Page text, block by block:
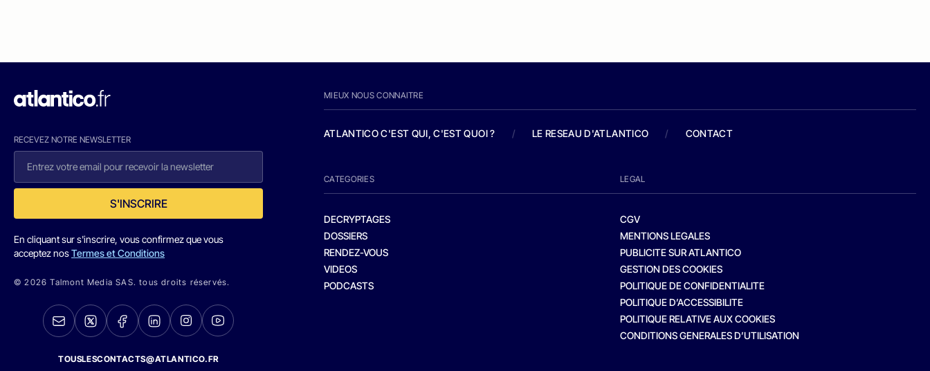
RECEVEZ NOTRE NEWSLETTER
S'INSCRIRE
En cliquant sur s'inscrire, vous confirmez que vous
acceptez nosTermes et Conditions
© 2026 Talmont Media SAS. tous droits réservés.
TOUSLESCONTACTS@ATLANTICO.FR
MIEUX NOUS CONNAITRE
ATLANTICO C'EST QUI, C'EST QUOI ? / LE RESEAU D'ATLANTICO / CONTACT
CATEGORIES
DECRYPTAGES
DOSSIERS
RENDEZ-VOUS
VIDEOS
PODCASTS
LEGAL
CGV
MENTIONS LEGALES
PUBLICITE SUR ATLANTICO
GESTION DES COOKIES
POLITIQUE DE CONFIDENTIALITE
POLITIQUE D’ACCESSIBILITE
POLITIQUE RELATIVE AUX COOKIES
CONDITIONS GENERALES D’UTILISATION